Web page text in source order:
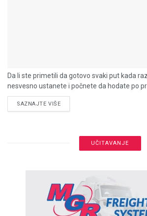
Da li ste primetili da gotovo svaki put kada
nesvesno ustanete i počnete da hodate po
SAZNAJTE VIŠEDETAILS
UČITAVANJE